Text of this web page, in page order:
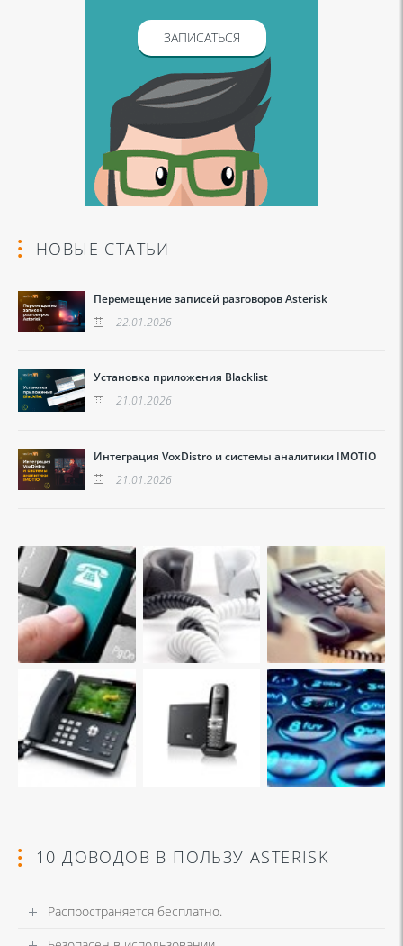
ЗАПИСАТЬСЯ
НОВЫЕ СТАТЬИ
Перемещение записей разговоров Asterisk
22.01.2026
Установка приложения Blacklist
21.01.2026
Интеграция VoxDistro и системы аналитики IMOTIO
21.01.2026
10 ДОВОДОВ В ПОЛЬЗУ ASTERISK
Распространяется бесплатно.